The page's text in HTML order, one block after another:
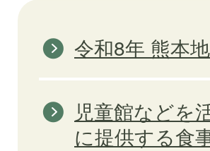
令和8年 熊本
児童館などを
に提供する食